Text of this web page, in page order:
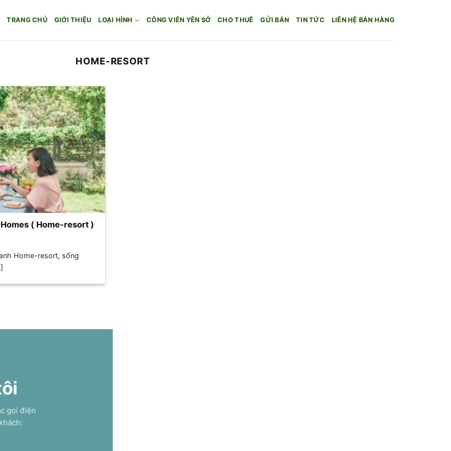
TRANG CHỦ GIỚI THIỆU LOẠI HÌNH CÔNG VIÊN YÊN SỞ CHO THUÊ GỬI BÁN TIN TỨC LIÊN HỆ BÁN HÀNG
HOME-RESORT
( Home-resort )
Home-resort, sống
gọi điện